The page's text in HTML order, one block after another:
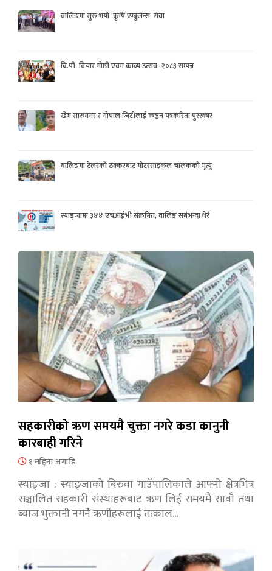
वालिङमा सुरु भयो ‘कृषि एम्बुलेन्स’ सेवा
बि.पी. विचार गोष्ठी एवम काव्य उत्सव- २०८३ सम्पन्न
खेम सारुमगर र गोपाल जिटीलाई कञ्चन पत्रकरिता पुरस्कार
वालिङमा टेलरको ठक्करबाट मोटरसाइकल चालकको मृत्यु
स्याङ्जामा ३४४ एचआईभी संक्रमित, वालिङ सबैभन्दा धेरै
सहकारीको ऋण समयमै चुक्ता नगरे कडा कानुनी
कारबाही गरिने
१ महिना अगाडि
स्याङ्जा : स्याङ्जाको बिरुवा गाउँपालिकाले आफ्नो क्षेत्रभित्र
सञ्चालित सहकारी संस्थाहरूबाट ऋण लिई समयमै सावाँ तथा
ब्याज भुक्तानी नगर्ने ऋणीहरूलाई तत्काल…